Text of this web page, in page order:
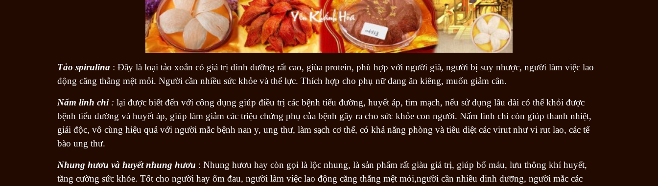
Tảo spirulina : Đây là loại tảo xoắn có giá trị dinh dưỡng rất cao, giùa protein, phù hợp với người già, người bị suy nhược, người làm việc lao
động căng thẳng mệt mỏi. Người cần nhiều sức khỏe và thể lực. Thích hợp cho phụ nữ đang ăn kiêng, muốn giảm cân.
Nấm linh chi: lại được biết đến với công dụng giúp điều trị các bệnh tiểu đường, huyết áp, tim mạch, nếu sử dụng lâu dài có thể khỏi được
bệnh tiểu đường và huyết áp, giúp làm giảm các triệu chứng phụ của bệnh gây ra cho sức khỏe con người. Nấm linh chi còn giúp thanh nhiệt,
giải độc, vô cùng hiệu quả với người mắc bệnh nan y, ung thư, làm sạch cơ thể, có khả năng phòng và tiêu diệt các virut như vi rut lao, các tế
bào ung thư.
Nhung hươu và huyết nhung hươu : Nhung hươu hay còn gọi là lộc nhung, là sản phẩm rất giàu giá trị, giúp bổ máu, lưu thông khí huyết,
tăng cường sức khỏe. Tốt cho người hay ốm đau, người làm việc lao động căng thẳng mệt mỏi,người cần nhiều dinh dưỡng, người mắc các